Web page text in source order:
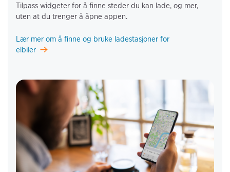
Tilpass widgeter for å finne steder du kan lade, og mer,
uten at du trenger å åpne appen.
Lær mer om å finne og bruke ladestasjoner for
elbiler